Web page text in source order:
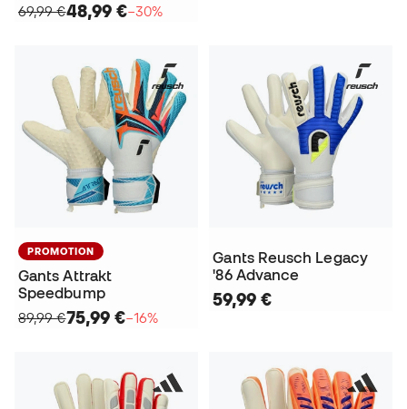
69,99 €48,99 €−30%
PROMOTION
Gants Attrakt
Speedbump
89,99 €75,99 €−16%
Gants Reusch Legacy
'86 Advance
59,99 €